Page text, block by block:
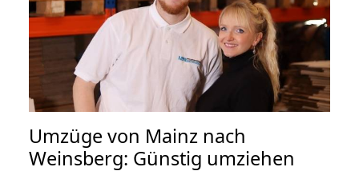
Umzüge von Mainz nach
Weinsberg: Günstig umziehen